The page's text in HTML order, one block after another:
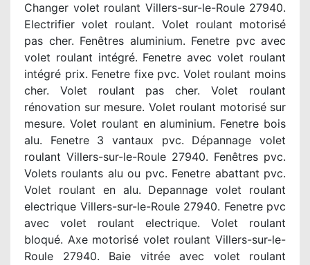
Changer volet roulant Villers-sur-le-Roule 27940.
Electrifier volet roulant. Volet roulant motorisé
pas cher. Fenêtres aluminium. Fenetre pvc avec
volet roulant intégré. Fenetre avec volet roulant
intégré prix. Fenetre fixe pvc. Volet roulant moins
cher. Volet roulant pas cher. Volet roulant
rénovation sur mesure. Volet roulant motorisé sur
mesure. Volet roulant en aluminium. Fenetre bois
alu. Fenetre 3 vantaux pvc. Dépannage volet
roulant Villers-sur-le-Roule 27940. Fenêtres pvc.
Volets roulants alu ou pvc. Fenetre abattant pvc.
Volet roulant en alu. Depannage volet roulant
electrique Villers-sur-le-Roule 27940. Fenetre pvc
avec volet roulant electrique. Volet roulant
bloqué. Axe motorisé volet roulant Villers-sur-le-
Roule 27940. Baie vitrée avec volet roulant